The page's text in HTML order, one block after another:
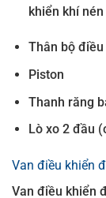
khiển khí
Thân bộ điều
Piston
Thanh răng
Lò xo 2 đầu
Van điều khiển
Van điều khiển